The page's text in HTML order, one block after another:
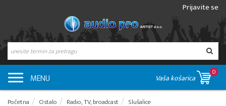
Prijavite se
MENU Vaša košarica
0
Početna Ostalo Radio, TV, broadcast
Slušalice